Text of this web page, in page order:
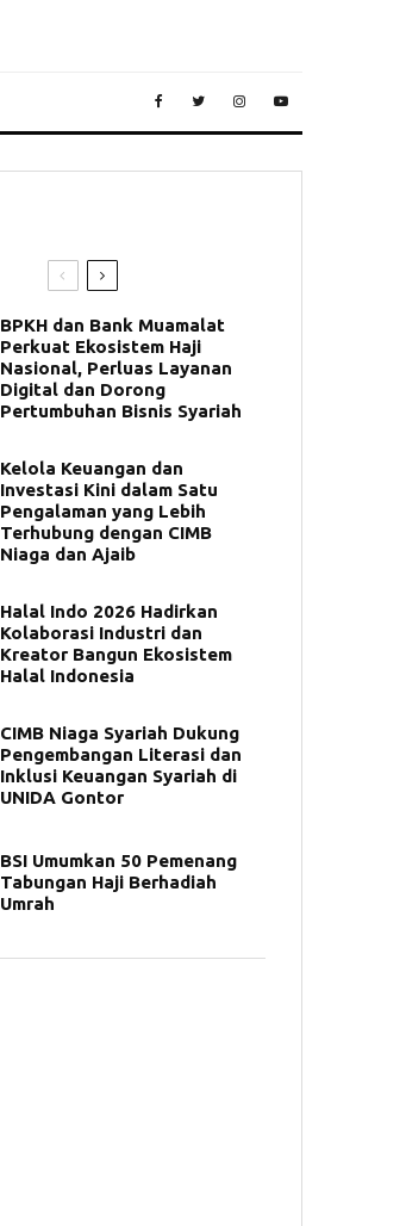
BPKH dan Bank Muamalat
Perkuat Ekosistem Haji
Nasional, Perluas Layanan
Digital dan Dorong
Pertumbuhan Bisnis Syariah
Kelola Keuangan dan
Investasi Kini dalam Satu
Pengalaman yang Lebih
Terhubung dengan CIMB
Niaga dan Ajaib
Halal Indo 2026 Hadirkan
Kolaborasi Industri dan
Kreator Bangun Ekosistem
Halal Indonesia
CIMB Niaga Syariah Dukung
Pengembangan Literasi dan
Inklusi Keuangan Syariah di
UNIDA Gontor
BSI Umumkan 50 Pemenang
Tabungan Haji Berhadiah
Umrah